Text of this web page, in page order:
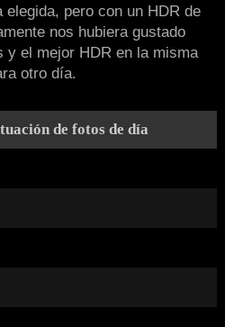
pero con un HDR de
nos hubiera gustado
y el mejor HDR en la misma
otro día.
de fotos de día